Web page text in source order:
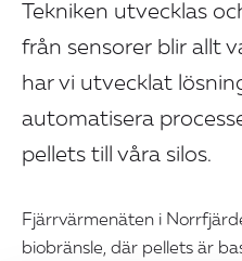
Tekniken utvecklas
från sensorer blir allt
har vi utvecklat
automatisera
pellets till våra silos.
Fjärrvärmenäten i
biobränsle, där pellets är